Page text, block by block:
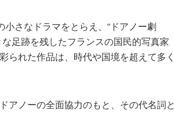
さなドラマをとらえ、“ドアノー劇
足跡を残したフランスの国民的写真家
られた作品は、時代や国境を超えて多く
アノーの全面協力のもと、その代名詞と